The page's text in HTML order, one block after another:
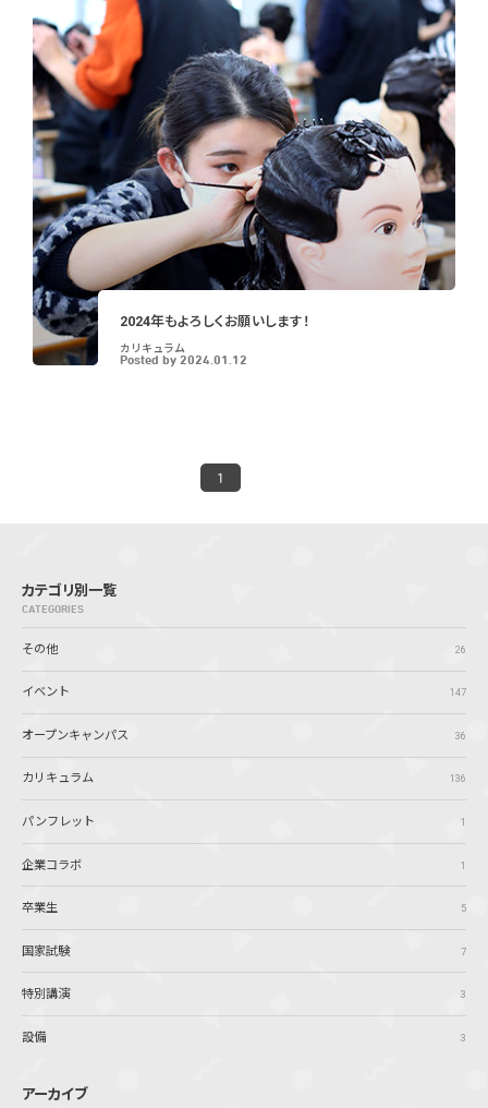
2024年もよろしくお願いします！
Posted by 2024.01.12
カリキュラム
1
カテゴリ別一覧
CATEGORIES
その他 26
イベント 147
オープンキャンパス 36
カリキュラム 136
パンフレット 1
企業コラボ 1
卒業生 5
国家試験 7
特別講演 3
設備 3
アーカイブ